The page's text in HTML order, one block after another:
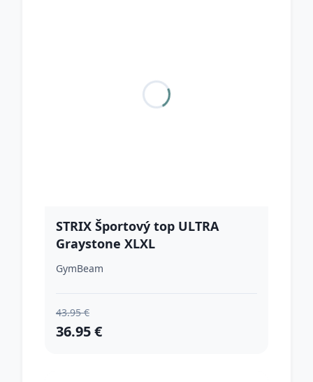
STRIX Športový top ULTRA
Graystone XLXL
GymBeam
43.95 €
36.95 €